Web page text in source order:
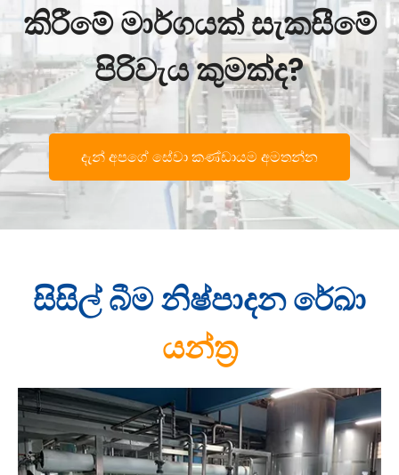
කිරීමේ මාර්ගයක් සැකසීමේ
පිරිවැය කුමක්ද?
දැන් අපගේ සේවා කණ්ඩායම අමතන්න
සිසිල් බීම නිෂ්පාදන රේඛා
යන්ත්‍ර